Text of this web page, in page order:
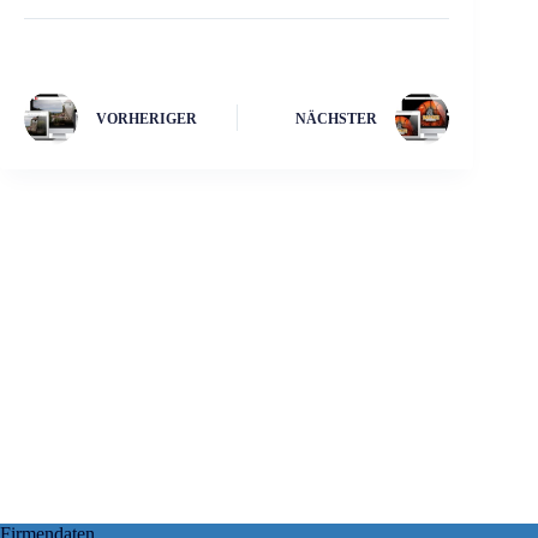
VORHERIGER NÄCHSTER
Firmendaten